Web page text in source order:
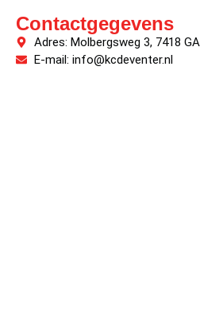
Contactgegevens
Adres: Molbergsweg 3, 7418
E-mail: info@kcdeventer.nl